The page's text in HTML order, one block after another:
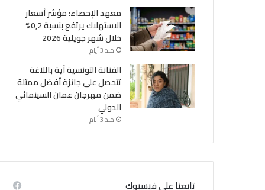
إشاعة حريق سجن المسعدين: ‬إيقاف 6 أشخاص بينهم
معهد الإحصاء: مؤشر أسعار
الاستهلاك يرتفع بنسبة 0,2%
خلال شهر جويلية 2026
منذ 3 أيام
الفنانة التونسية آية باللآغة
تتحصل على جائزة أفضل ممثلة
ضمن مهرجان عمان السينمائي
الدولي
منذ 3 أيام
تابعنا على فيسبوك